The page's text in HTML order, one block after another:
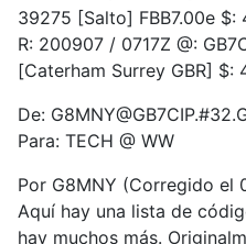
39275 [Salto] FBB7.00e $:
R: 200907 / 0717Z @:
[Caterham Surrey GBR] $:
De:
Para: TECH @ WW
Por G8MNY (Corregido el
Aquí hay una lista de
hay muchos más.